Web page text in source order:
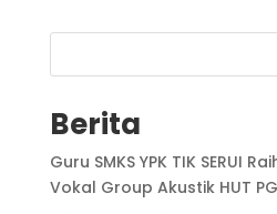
Berita
Guru SMKS YPK TIK SERUI
Vokal Group Akustik HUT